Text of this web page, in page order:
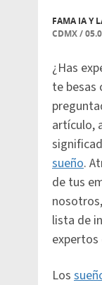
FAMA IA Y
CDMX/
¿Has
te besas
artículo,
sueño.
de tus
lista de
expertos
Los